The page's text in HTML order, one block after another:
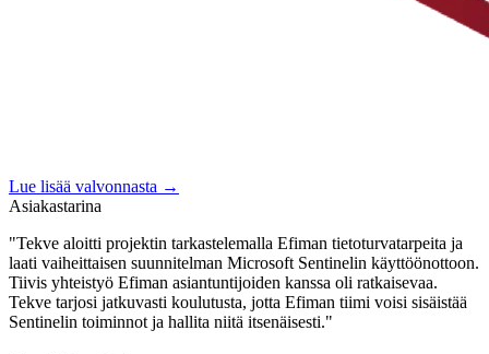
Lue lisää valvonnasta →
Asiakastarina
"Tekve aloitti projektin tarkastelemalla Efiman tietoturvatarpeita ja
laati vaiheittaisen suunnitelman Microsoft Sentinelin käyttöönottoon.
Tiivis yhteistyö Efiman asiantuntijoiden kanssa oli ratkaisevaa.
Tekve tarjosi jatkuvasti koulutusta, jotta Efiman tiimi voisi sisäistää
Sentinelin toiminnot ja hallita niitä itsenäisesti."